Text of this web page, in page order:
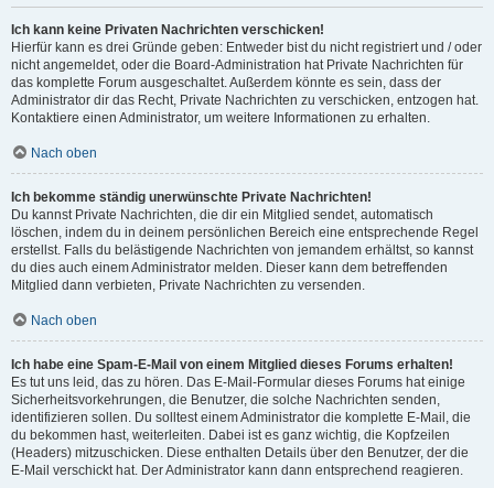
Ich kann keine Privaten Nachrichten verschicken!
Hierfür kann es drei Gründe geben: Entweder bist du nicht registriert und / oder
nicht angemeldet, oder die Board-Administration hat Private Nachrichten für
das komplette Forum ausgeschaltet. Außerdem könnte es sein, dass der
Administrator dir das Recht, Private Nachrichten zu verschicken, entzogen hat.
Kontaktiere einen Administrator, um weitere Informationen zu erhalten.
Nach oben
Ich bekomme ständig unerwünschte Private Nachrichten!
Du kannst Private Nachrichten, die dir ein Mitglied sendet, automatisch
löschen, indem du in deinem persönlichen Bereich eine entsprechende Regel
erstellst. Falls du belästigende Nachrichten von jemandem erhältst, so kannst
du dies auch einem Administrator melden. Dieser kann dem betreffenden
Mitglied dann verbieten, Private Nachrichten zu versenden.
Nach oben
Ich habe eine Spam-E-Mail von einem Mitglied dieses Forums erhalten!
Es tut uns leid, das zu hören. Das E-Mail-Formular dieses Forums hat einige
Sicherheitsvorkehrungen, die Benutzer, die solche Nachrichten senden,
identifizieren sollen. Du solltest einem Administrator die komplette E-Mail, die
du bekommen hast, weiterleiten. Dabei ist es ganz wichtig, die Kopfzeilen
(Headers) mitzuschicken. Diese enthalten Details über den Benutzer, der die
E-Mail verschickt hat. Der Administrator kann dann entsprechend reagieren.